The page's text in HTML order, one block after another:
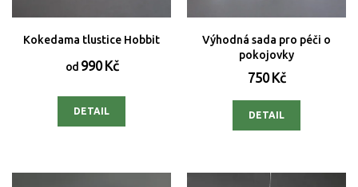
Kokedama tlustice Hobbit
od990 Kč
DETAIL
Výhodná sada pro péči o
pokojovky
750 Kč
DETAIL